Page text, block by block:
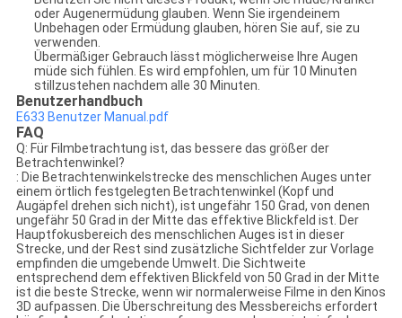
oder Augenermüdung glauben. Wenn Sie irgendeinem
Unbehagen oder Ermüdung glauben, hören Sie auf, sie zu
verwenden.
Übermäßiger Gebrauch lässt möglicherweise Ihre Augen
müde sich fühlen. Es wird empfohlen, um für 10 Minuten
stillzustehen nachdem alle 30 Minuten.
Benutzerhandbuch
E633 Benutzer Manual.pdf
FAQ
Q: Für Filmbetrachtung ist, das bessere das größer der
Betrachtenwinkel?
: Die Betrachtenwinkelstrecke des menschlichen Auges unter
einem örtlich festgelegten Betrachtenwinkel (Kopf und
Augäpfel drehen sich nicht), ist ungefähr 150 Grad, von denen
ungefähr 50 Grad in der Mitte das effektive Blickfeld ist. Der
Hauptfokusbereich des menschlichen Auges ist in dieser
Strecke, und der Rest sind zusätzliche Sichtfelder zur Vorlage
empfinden die umgebende Umwelt. Die Sichtweite
entsprechend dem effektiven Blickfeld von 50 Grad in der Mitte
ist die beste Strecke, wenn wir normalerweise Filme in den Kinos
3D aufpassen. Die Überschreitung des Messbereichs erfordert